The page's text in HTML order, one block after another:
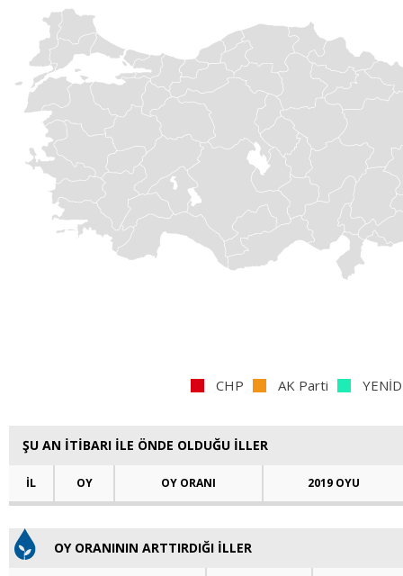
CHP AK Parti
ŞU AN İTİBARI İLE ÖNDE OLDUĞU İLLER
İL OY OY ORANI 2019 OYU
OY ORANININ ARTTIRDIĞI İLLER